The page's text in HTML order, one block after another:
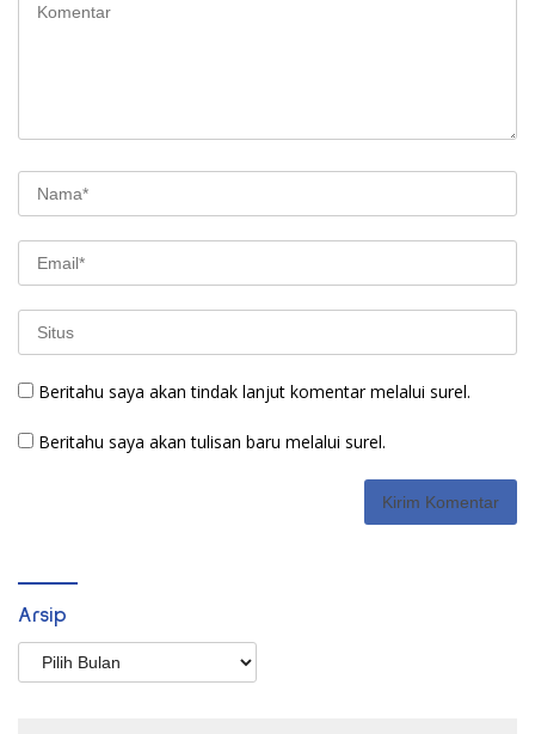
Beritahu saya akan tindak lanjut komentar melalui surel.
Beritahu saya akan tulisan baru melalui surel.
Arsip
Arsip